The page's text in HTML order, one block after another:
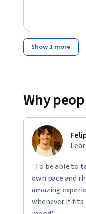
Show 1 more
Why
"To be able to
own pace and
amazing
whenever it fits